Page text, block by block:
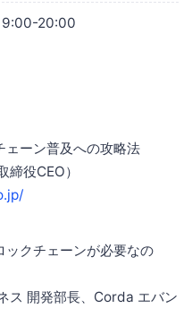
9:00-20:00
ェーン普及への攻略法
締役CEO）
ックチェーンが必要なの
ス 開発部⻑、Corda エバン